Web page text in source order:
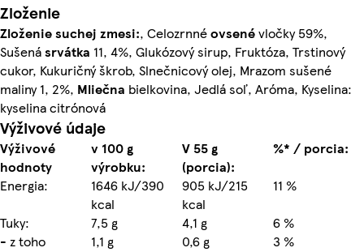
Zloženie
Zloženie suchej zmesi:, Celozrnnéovsenévločky 59%,
Sušenásrvátka 11, 4%, Glukózový sirup, Fruktóza, Trstinový
cukor, Kukuričný škrob, Slnečnicový olej, Mrazom sušené
maliny 1, 2%, Mliečna bielkovina, Jedlá soľ, Aróma, Kyselina:
kyselina citrónová
Výživové údaje
Výživové
hodnoty
v 100 g
výrobku:
V 55 g
(porcia):
%* / porcia:
Energia:
1646 kJ/390
kcal
905 kJ/215
kcal
11 %
Tuky:
7,5 g 4,1 g
6 %
- z toho
1,1 g 0,6 g 3 %